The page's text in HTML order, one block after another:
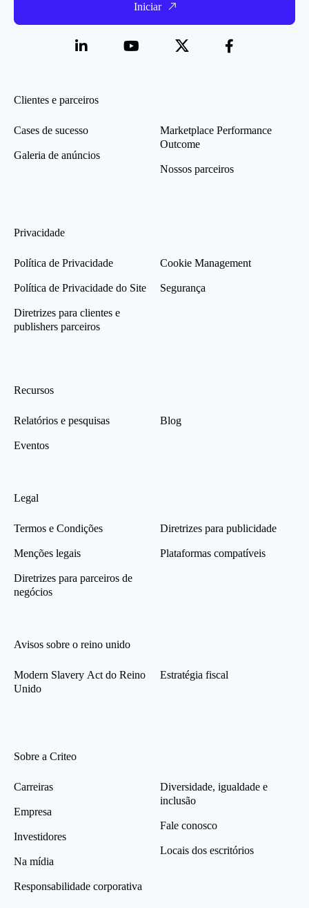
Iniciar
Clientes e parceiros
Cases de sucesso
Galeria de anúncios
Marketplace Performance
Outcome
Nossos parceiros
Privacidade
Política de Privacidade
Política de Privacidade do Site
Diretrizes para clientes e
publishers parceiros
Cookie Management
Segurança
Recursos
Relatórios e pesquisas
Eventos
Blog
Legal
Termos e Condições
Menções legais
Diretrizes para parceiros de
negócios
Diretrizes para publicidade
Plataformas compatíveis
Avisos sobre o reino unido
Modern Slavery Act do Reino
Unido
Estratégia fiscal
Sobre a Criteo
Carreiras
Empresa
Investidores
Na mídia
Responsabilidade corporativa
Diversidade, igualdade e
inclusão
Fale conosco
Locais dos escritórios